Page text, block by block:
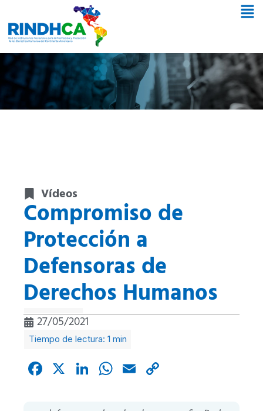
Vídeos
Compromiso de
Protección a
Defensoras de
Derechos Humanos
27/05/2021
Facebook
X LinkedIn
WhatsApp
Email